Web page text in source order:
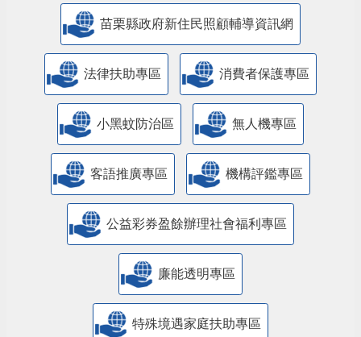
苗栗縣政府新住民照顧輔導資訊網
法律扶助專區 消費者保護專區
小黑蚊防治區 無人機專區
客語推廣專區 機構評鑑專區
公益彩券盈餘辦理社會福利專區
廉能透明專區
特殊境遇家庭扶助專區